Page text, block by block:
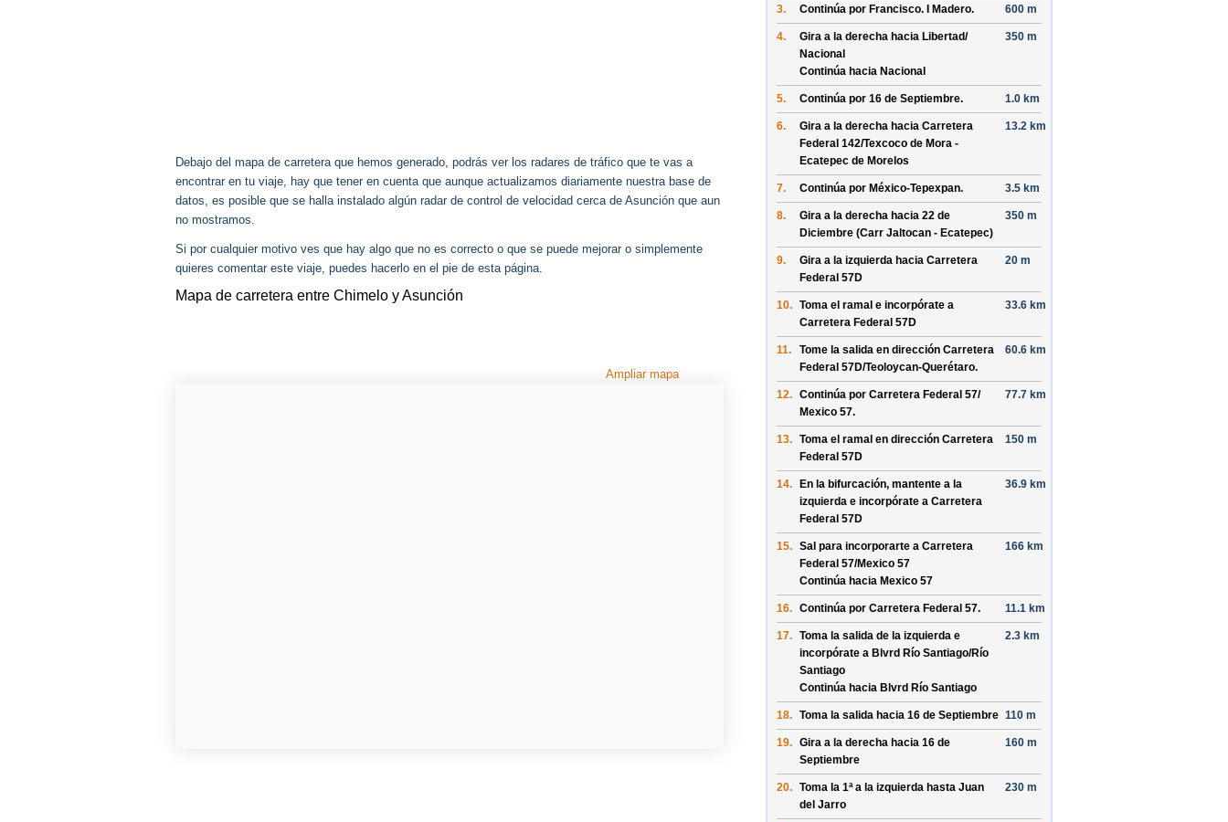
Debajo del mapa de carretera que hemos generado, podrás ver los radares de tráfico que te vas a
encontrar en tu viaje, hay que tener en cuenta que aunque actualizamos diariamente nuestra base de
datos, es posible que se halla instalado algún radar de control de velocidad cerca de Asunción que aun
no mostramos.
Si por cualquier motivo ves que hay algo que no es correcto o que se puede mejorar o simplemente
quieres comentar este viaje, puedes hacerlo en el pie de esta página.
Mapa de carretera entre Chimelo y Asunción
Ampliar mapa
3. Continúa por Francisco. I Madero. 600 m
4. Gira a la derecha hacia Libertad/
Nacional
Continúa hacia Nacional
350 m
5. Continúa por 16 de Septiembre. 1.0 km
6. Gira a la derecha hacia Carretera
Federal 142/Texcoco de Mora -
Ecatepec de Morelos
13.2 km
7. Continúa por México-Tepexpan. 3.5 km
8. Gira a la derecha hacia 22 de
Diciembre (Carr Jaltocan - Ecatepec)
350 m
9. Gira a la izquierda hacia Carretera
Federal 57D
20 m
10. Toma el ramal e incorpórate a
Carretera Federal 57D
33.6 km
11. Tome la salida en dirección Carretera
Federal 57D/Teoloycan-Querétaro.
60.6 km
12. Continúa por Carretera Federal 57/
Mexico 57.
77.7 km
13. Toma el ramal en dirección Carretera
Federal 57D
150 m
14.
En la bifurcación, mantente a la
izquierda e incorpórate a Carretera
Federal 57D
36.9 km
15. Sal para incorporarte a Carretera
Federal 57/Mexico 57
Continúa hacia Mexico 57
166 km
16. Continúa por Carretera Federal 57. 11.1 km
17. Toma la salida de la izquierda e
incorpórate a Blvrd Río Santiago/Río
Santiago
Continúa hacia Blvrd Río Santiago
2.3 km
18. Toma la salida hacia 16 de Septiembre 110 m
19. Gira a la derecha hacia 16 de
Septiembre
160 m
20. Toma la 1ª a la izquierda hasta Juan
del Jarro
230 m